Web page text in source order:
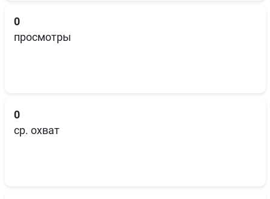
0
просмотры
0
ср. охват